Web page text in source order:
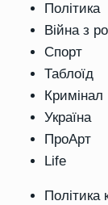
Політика
Війна з
Спорт
Таблоїд
Кримінал
Україна
ПроАрт
Life
Політика